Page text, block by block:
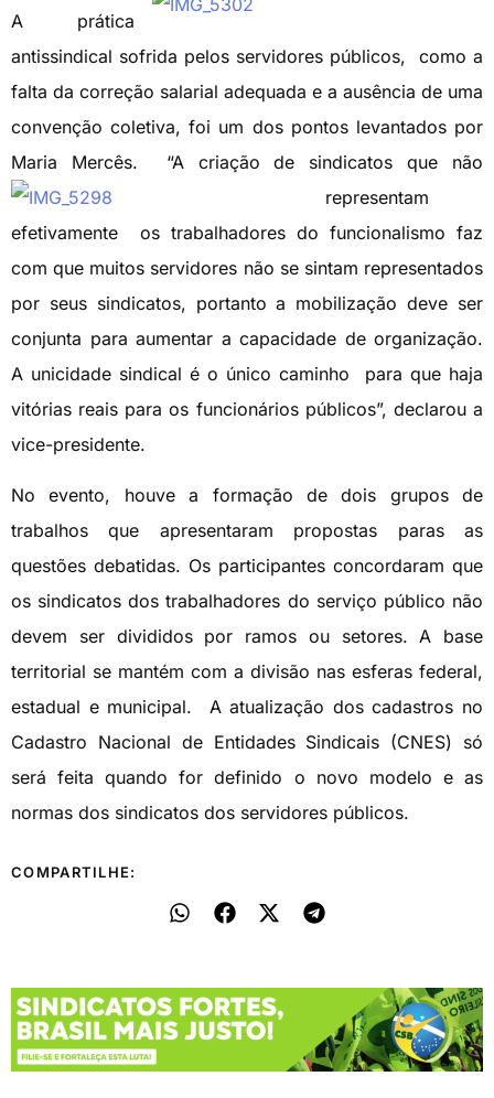
A prática
antissindical sofrida pelos servidores públicos, como a
falta da correção salarial adequada e a ausência de uma
convenção coletiva, foi um dos pontos levantados por
Maria Mercês. “A criação de sindicatos que não
representam
efetivamente os trabalhadores do funcionalismo faz
com que muitos servidores não se sintam representados
por seus sindicatos, portanto a mobilização deve ser
conjunta para aumentar a capacidade de organização.
A unicidade sindical é o único caminho para que haja
vitórias reais para os funcionários públicos”, declarou a
vice-presidente.
No evento, houve a formação de dois grupos de
trabalhos que apresentaram propostas paras as
questões debatidas. Os participantes concordaram que
os sindicatos dos trabalhadores do serviço público não
devem ser divididos por ramos ou setores. A base
territorial se mantém com a divisão nas esferas federal,
estadual e municipal. A atualização dos cadastros no
Cadastro Nacional de Entidades Sindicais (CNES) só
será feita quando for definido o novo modelo e as
normas dos sindicatos dos servidores públicos.
COMPARTILHE: